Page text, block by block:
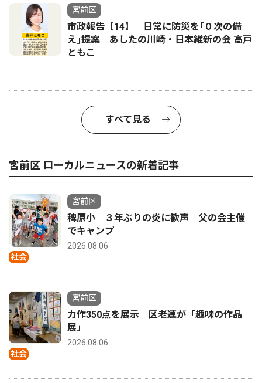
宮前区
市政報告【14】 日常に防災を｢０次の備
え｣提案 あしたの川崎・日本維新の会 高戸
ともこ
すべて見る
宮前区 ローカルニュースの新着記事
社会
宮前区
稗原小 ３年ぶりの炎に歓声 父の会主催
でキャンプ
2026.08.06
社会
宮前区
力作350点を展示 区老連が「趣味の作品
展」
2026.08.06